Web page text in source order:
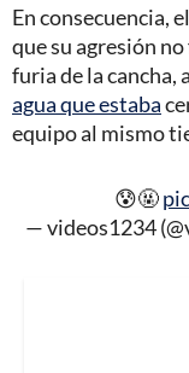
En consecuencia,
que su agresión
furia de la cancha,
agua que estaba
equipo al mismo
😰🤬
— videos1234